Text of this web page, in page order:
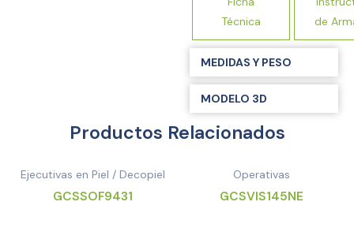
Técnica
de
MEDIDAS Y PESO
MODELO 3D
Productos Relacionados
Ejecutivas en Piel / Decopiel
GCSSOF9431
Operativas
GCSVIS145NE